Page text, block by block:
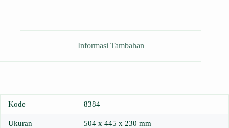
Informasi Tambahan
Kode 8384
Ukuran 504 x 445 x 230 mm